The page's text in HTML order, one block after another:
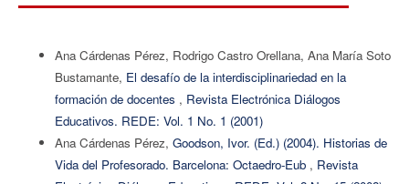
Ana Cárdenas Pérez, Rodrigo Castro Orellana, Ana María Soto
Bustamante, El desafío de la interdisciplinariedad en la
formación de docentes , Revista Electrónica Diálogos
Educativos. REDE: Vol. 1 No. 1 (2001)
Ana Cárdenas Pérez, Goodson, Ivor. (Ed.) (2004). Historias de
Vida del Profesorado. Barcelona: Octaedro-Eub , Revista